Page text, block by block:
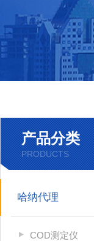
产品分类
PRODUCTS
哈纳代理
COD测定仪